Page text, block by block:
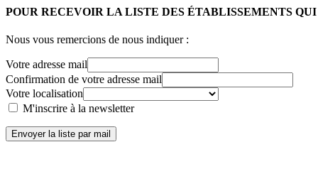
POUR RECEVOIR LA LISTE DES ÉTABLISSEMENTS
Nous vous remercions de nous indiquer :
Votre adresse mail
Confirmation de votre adresse mail
Votre localisation
M'inscrire à la newsletter
Envoyer la liste par mail